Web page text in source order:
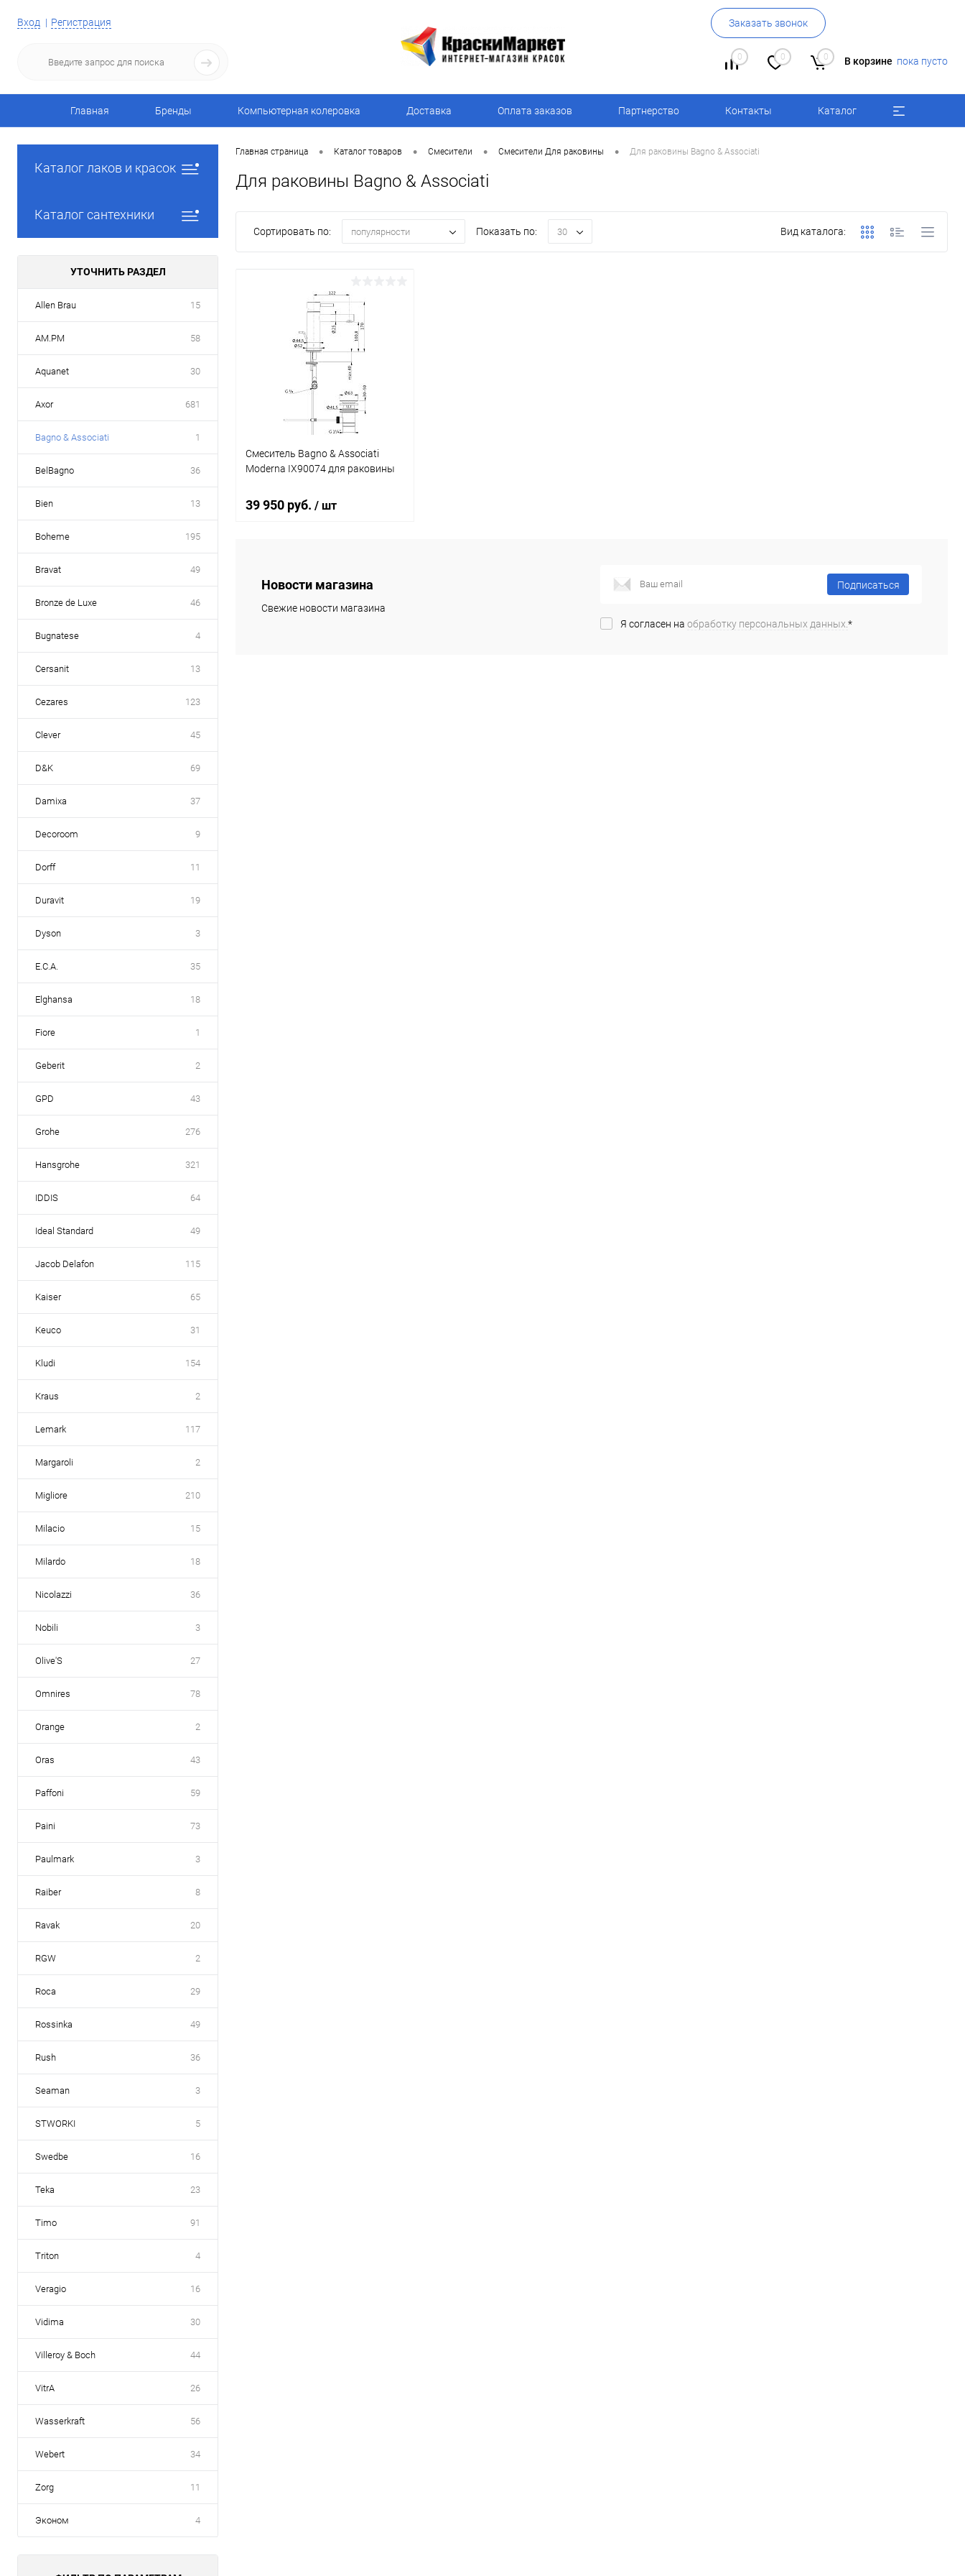
Вход Регистрация Заказать звонок
0 0 0 В корзине пока пусто
Главная Бренды Компьютерная колеровка Доставка Оплата заказов Партнерство Контакты Каталог
Каталог лаков и красок
Каталог сантехники
УТОЧНИТЬ РАЗДЕЛ
Allen Brau 15
AM.PM 58
Aquanet 30
Axor 681
Bagno & Associati 1
BelBagno 36
Bien 13
Boheme 195
Bravat 49
Bronze de Luxe 46
Bugnatese 4
Cersanit 13
Cezares 123
Clever 45
D&K 69
Damixa 37
Decoroom 9
Dorff 11
Duravit 19
Dyson 3
E.C.A. 35
Elghansa 18
Fiore 1
Geberit 2
GPD 43
Grohe 276
Hansgrohe 321
IDDIS 64
Ideal Standard 49
Jacob Delafon 115
Kaiser 65
Keuco 31
Kludi 154
Kraus 2
Lemark 117
Margaroli 2
Migliore 210
Milacio 15
Milardo 18
Nicolazzi 36
Nobili 3
Olive'S 27
Omnires 78
Orange 2
Oras 43
Paffoni 59
Paini 73
Paulmark 3
Raiber 8
Ravak 20
RGW 2
Roca 29
Rossinka 49
Rush 36
Seaman 3
STWORKI 5
Swedbe 16
Teka 23
Timo 91
Triton 4
Veragio 16
Vidima 30
Villeroy & Boch 44
VitrA 26
Wasserkraft 56
Webert 34
Zorg 11
Эконом 4
Главная страница • Каталог товаров • Смесители • Смесители Для раковины • Для раковины Bagno & Associati
Для раковины Bagno & Associati
Сортировать по: популярности Показать по: 30 Вид каталога:
Смеситель Bagno & Associati
Moderna IX90074 для раковины
39 950 руб. / шт
Купить в 1 клик
Новости магазина
Свежие новости магазина
Подписаться
Я согласен на обработку персональных данных. *